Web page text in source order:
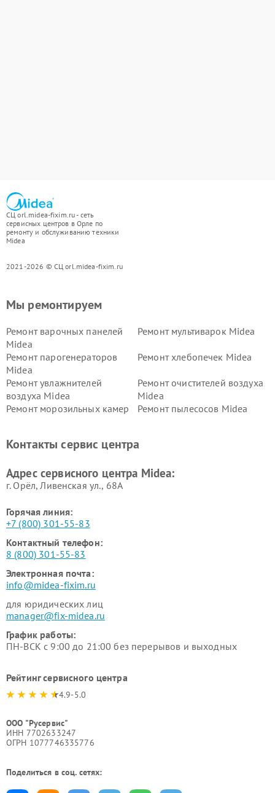
СЦ orl.midea-fixim.ru - сеть
сервисных центров в Орле по
ремонту и обслуживанию техники
Midea
2021-2026 © СЦ orl.midea-fixim.ru
Мы ремонтируем
Ремонт варочных панелей
Midea
Ремонт мультиварок Midea
Ремонт парогенераторов
Midea
Ремонт хлебопечек Midea
Ремонт увлажнителей
воздуха Midea
Ремонт очистителей воздуха
Midea
Ремонт морозильных камер
Ремонт пылесосов Midea
пылесосов Midea
Midea
Контакты сервис центра
Адрес сервисного центра Midea:
г. Орёл, Ливенская ул., 68А
Горячая линия:
+7 (800) 301-55-83
Контактный телефон:
8 (800) 301-55-83
Электронная почта:
info@midea-fixim.ru
для юридических лиц
manager@fix-midea.ru
График работы:
ПН-ВСК с 9:00 до 21:00 без перерывов и выходных
Рейтинг сервисного центра
4.9-5.0
ООО "Русервис"
ИНН 7702633247
ОГРН 1077746335776
Поделиться в соц. сетях: